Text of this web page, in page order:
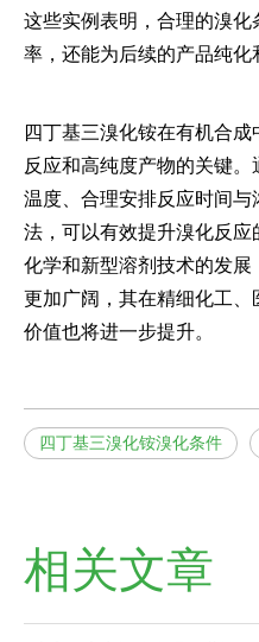
这些实例表明，合理的溴
率，还能为后续的产品纯化
四丁基三溴化铵在有机合
反应和高纯度产物的关键
温度、合理安排反应时间
法，可以有效提升溴化反
化学和新型溶剂技术的发展
更加广阔，其在精细化工
价值也将进一步提升。
四丁基三溴化铵溴化条件
相关文章